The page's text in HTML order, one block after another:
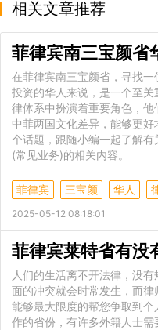
相关文章推荐
在菲律宾南三宝颜省，寻找
投资的华人来说，是一个至
律体系中扮演着重要角色，
中菲两国文化差异，能够更
个话题，跟随小编一起了解
(常见业务)的相关内容。
菲律宾 三宝颜 华人
2025-05-12 08:18:01
菲律宾莱特省有没
人们的生活离不开法律，没
面的冲突就会时常发生，而律
能够最大限度的帮您争取到
作的省份，有许多外籍人士